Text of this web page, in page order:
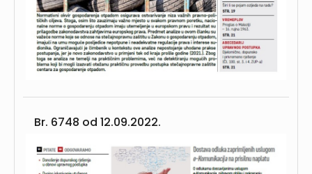
Br. 6748 od 12.09.2022.